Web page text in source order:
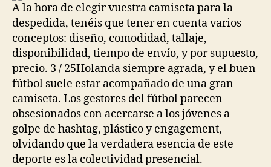
A la hora de elegir vuestra camiseta para la
despedida, tenéis que tener en cuenta varios
conceptos: diseño, comodidad, tallaje,
disponibilidad, tiempo de envío, y por supuesto,
precio. 3 / 25Holanda siempre agrada, y el buen
fútbol suele estar acompañado de una gran
camiseta. Los gestores del fútbol parecen
obsesionados con acercarse a los jóvenes a
golpe de hashtag, plástico y engagement,
olvidando que la verdadera esencia de este
deporte es la colectividad presencial.